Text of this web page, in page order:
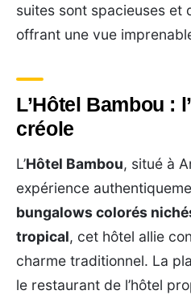
suites sont spacieuses et
offrant une vue
L’Hôtel Bambou :
créole
L’Hôtel Bambou, situé à
expérience
bungalows colorés
tropical, cet hôtel allie
charme traditionnel. La
le restaurant de l’hôtel